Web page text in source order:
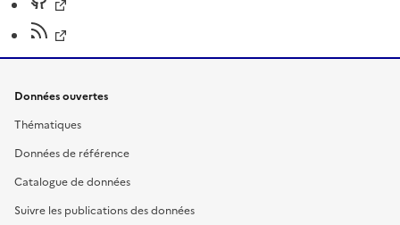
Données ouvertes
Thématiques
Données de référence
Catalogue de données
Suivre les publications des données